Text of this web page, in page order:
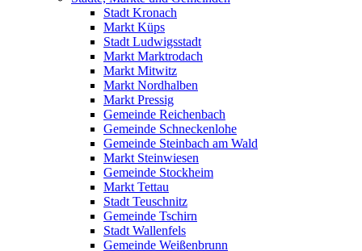
Stadt Kronach
Markt Küps
Stadt Ludwigsstadt
Markt Marktrodach
Markt Mitwitz
Markt Nordhalben
Markt Pressig
Gemeinde Reichenbach
Gemeinde Schneckenlohe
Gemeinde Steinbach am Wald
Markt Steinwiesen
Gemeinde Stockheim
Markt Tettau
Stadt Teuschnitz
Gemeinde Tschirn
Stadt Wallenfels
Gemeinde Weißenbrunn